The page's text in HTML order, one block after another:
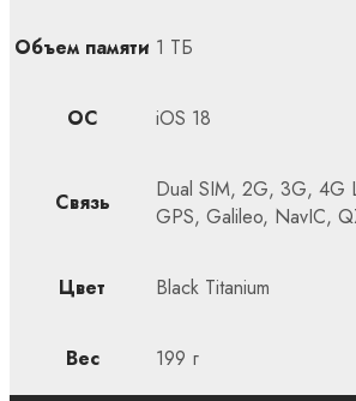
Объем памяти 1 ТБ
ОС iOS 18
Связь
Dual SIM, 2G, 3G, 4G
GPS, Galileo, NavIC,
Цвет Black Titanium
Вес 199 г